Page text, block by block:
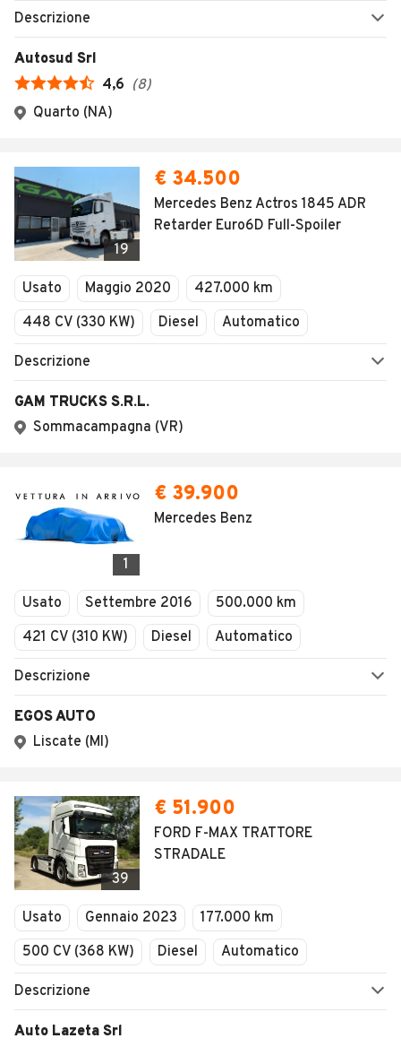
Descrizione
Autosud Srl
4,6 (8)
Quarto (NA)
19
€ 34.500
Mercedes Benz Actros 1845 ADR
Retarder Euro6D Full-Spoiler
Usato Maggio 2020
427.000 km
448 CV (330 KW)
Diesel Automatico
Descrizione
GAM TRUCKS S.R.L.
Sommacampagna (VR)
1
€ 39.900
Mercedes Benz
Usato Settembre 2016
500.000 km
421 CV (310 KW)
Diesel Automatico
Descrizione
EGOS AUTO
Liscate (MI)
39
€ 51.900
FORD F-MAX TRATTORE
STRADALE
Usato Gennaio 2023
177.000 km
500 CV (368 KW)
Diesel Automatico
Descrizione
Auto Lazeta Srl